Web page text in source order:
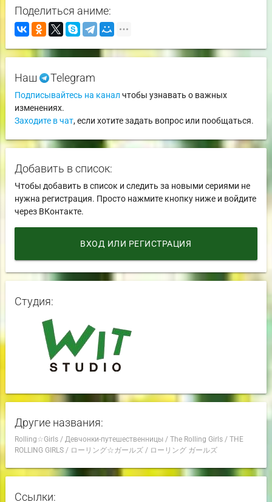
Поделиться аниме:
Наш Telegram
Подписывайтесь на канал чтобы узнавать о важных
изменениях.
Заходите в чат, если хотите задать вопрос или пообщаться.
Добавить в список:
Чтобы добавить в список и следить за новыми сериями не
нужна регистрация. Просто нажмите кнопку ниже и войдите
через ВКонтакте.
ВХОД ИЛИ РЕГИСТРАЦИЯ
Студия:
Другие названия:
Rolling☆Girls/ Девчонки-путешественницы/ The Rolling Girls/ THE
ROLLING GIRLS/ ローリング☆ガールズ/ ローリング ガールズ
Ссылки: